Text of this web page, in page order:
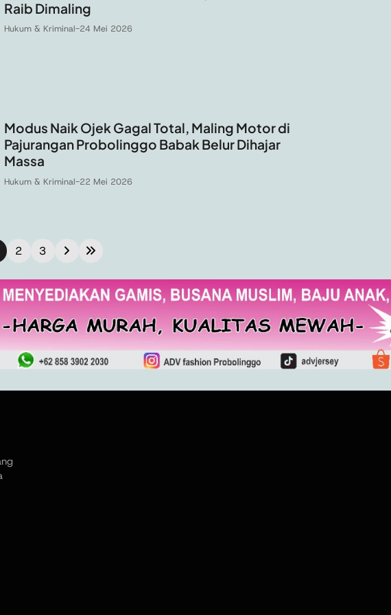
Raib Dimaling
Hukum & Kriminal-24 Mei 2026
Modus Naik Ojek Gagal Total, Maling Motor di
Pajurangan Probolinggo Babak Belur Dihajar
Massa
Hukum & Kriminal-22 Mei 2026
2 3